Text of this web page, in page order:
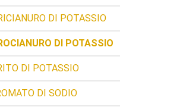
DI POTASSIO
DI POTASSIO
DI POTASSIO
DI SODIO